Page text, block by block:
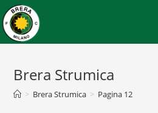
Brera Strumica
> Brera Strumica > Pagina 12